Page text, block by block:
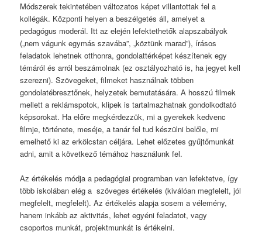
Módszerek tekintetében változatos képet villantottak fel a
kollégák. Központi helyen a beszélgetés áll, amelyet a
pedagógus moderál. Itt az elején lefektethetők alapszabályok
(„nem vágunk egymás szavába”, „köztünk marad”), írásos
feladatok lehetnek otthonra, gondolattérképet készítenek egy
témáról és arról beszámolnak (ez osztályozható is, ha jegyet kell
szerezni). Szövegeket, filmeket használnak többen
gondolatébresztőnek, helyzetek bemutatására. A hosszú filmek
mellett a reklámspotok, klipek is tartalmazhatnak gondolkodtató
képsorokat. Ha előre megkérdezzük, mi a gyerekek kedvenc
filmje, története, meséje, a tanár fel tud készülni belőle, mi
emelhető ki az erkölcstan céljára. Lehet előzetes gyűjtőmunkát
adni, amit a következő témához használunk fel.
Az értékelés módja a pedagógiai programban van lefektetve, így
több iskolában elég a szöveges értékelés (kiválóan megfelelt, jól
megfelelt, megfelelt). Az értékelés alapja sosem a vélemény,
hanem inkább az aktivitás, lehet egyéni feladatot, vagy
csoportos munkát, projektmunkát is értékelni.